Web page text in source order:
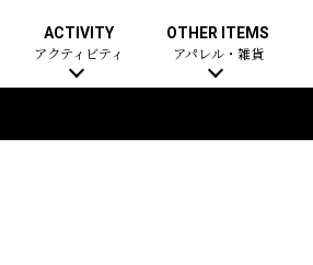
ACTIVITY
アクティビティ
OTHER ITEMS
アパレル・雑貨